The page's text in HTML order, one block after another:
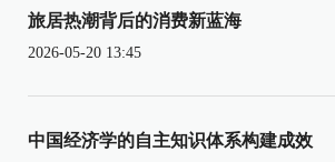
旅居热潮背后的消费新蓝海
2026-05-20 13:45
中国经济学的自主知识体系构建成效